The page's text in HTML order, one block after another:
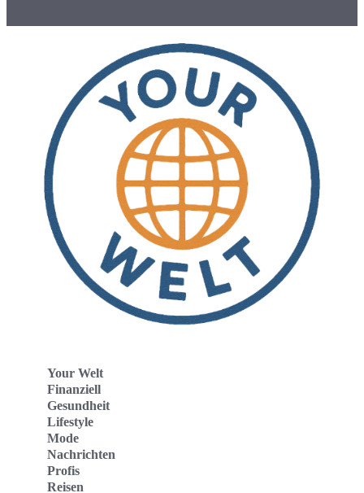
Your Welt
Finanziell
Gesundheit
Lifestyle
Mode
Nachrichten
Profis
Reisen